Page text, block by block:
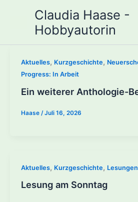
Claudia Haase -
Hobbyautorin
Aktuelles, Kurzgeschichte,
Progress: In Arbeit
Ein weiterer Anthologie-
Haase /Juli 16, 2026
Aktuelles, Kurzgeschichte, Lesungen
Lesung am Sonntag